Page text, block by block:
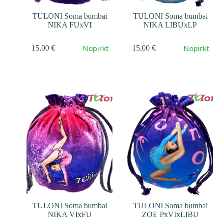
TULONI Soma bumbai
NIKA FUxVI
15,00 € Nopirkt
TULONI Soma bumbai
NIKA LIBUxLP
15,00 € Nopirkt
TULONI Soma bumbai
NIKA VIxFU
TULONI Soma bumbai
ZOE PxVIxLIBU